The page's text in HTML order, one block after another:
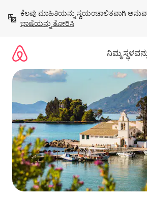
ಹೋಗಿ
ಕೆಲವು ಮಾಹಿತಿಯನ್ನು ಸ್ವಯಂಚಾಲಿತವಾಗಿ
ಭಾಷೆಯನ್ನು ತೋರಿಸಿ
ನಿಮ್ಮ